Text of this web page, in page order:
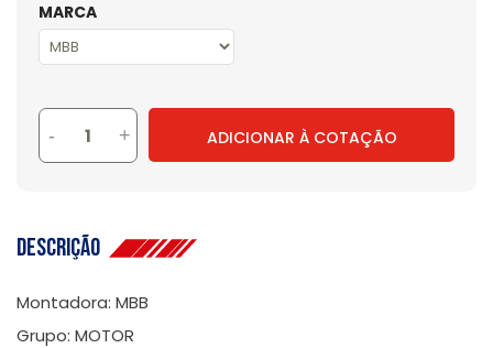
MARCA
- + ADICIONAR À COTAÇÃO
Descrição
Montadora: MBB
Grupo: MOTOR